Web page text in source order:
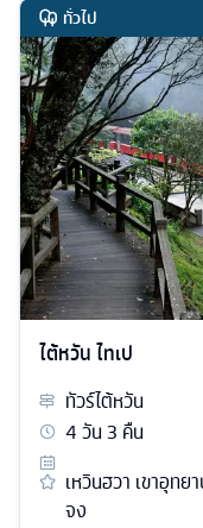
ทั่วไป
ไต้หวัน ไทเป
ทัวร์ไต้หวัน
4วัน3 คืน
เหวินฮวา เขาอุท
จง